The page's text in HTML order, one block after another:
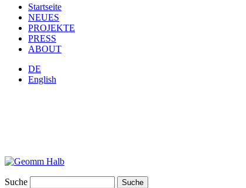
Startseite
NEUES
PROJEKTE
PRESS
ABOUT
DE
English
Suche